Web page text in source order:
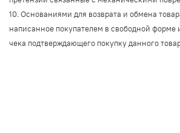
10. Основаниями для возврата и обмена
написанное покупателем в свободной форме
чека подтверждающего покупку данного